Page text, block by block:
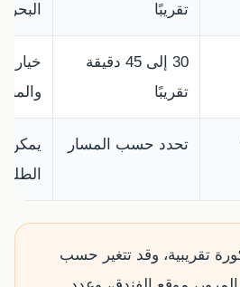
تقريبًا
البحر.
30 إلى 45 دقيقة
تقريبًا
خيار
تحدد حسب المسار
يمكن
تقريبية، وقد تتغير حسب